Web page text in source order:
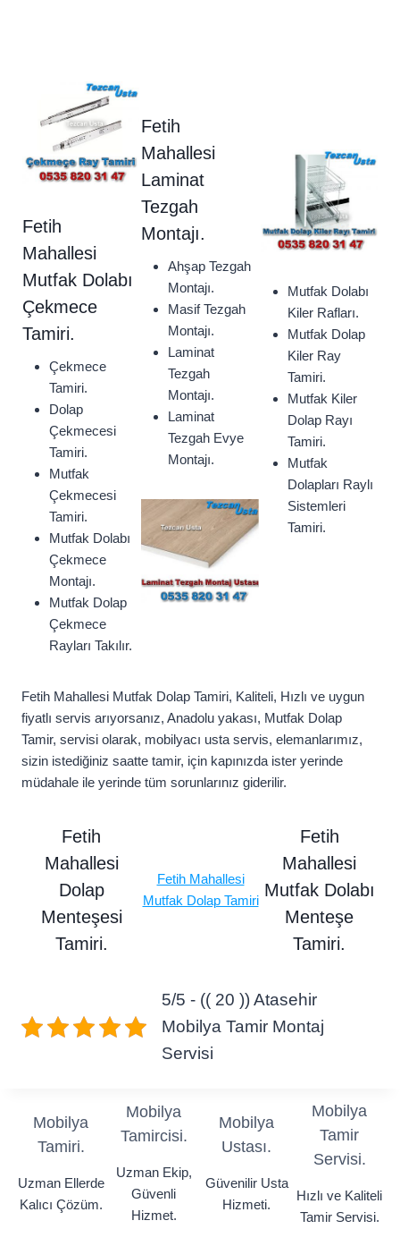
Fetih
Mahallesi
Mutfak Dolabı
Çekmece
Tamiri.
Çekmece
Tamiri.
Dolap
Çekmecesi
Tamiri.
Mutfak
Çekmecesi
Tamiri.
Mutfak Dolabı
Çekmece
Montajı.
Mutfak Dolap
Çekmece
Rayları Takılır.
Fetih
Mahallesi
Laminat
Tezgah
Montajı.
Ahşap Tezgah
Montajı.
Masif Tezgah
Montajı.
Laminat
Tezgah
Montajı.
Laminat
Tezgah Evye
Montajı.
Mutfak Dolabı
Kiler Rafları.
Mutfak Dolap
Kiler Ray
Tamiri.
Mutfak Kiler
Dolap Rayı
Tamiri.
Mutfak
Dolapları Raylı
Sistemleri
Tamiri.
Fetih Mahallesi Mutfak Dolap Tamiri, Kaliteli, Hızlı ve uygun
fiyatlı servis arıyorsanız, Anadolu yakası, Mutfak Dolap
Tamir, servisi olarak, mobilyacı usta servis, elemanlarımız,
sizin istediğiniz saatte tamir, için kapınızda ister yerinde
müdahale ile yerinde tüm sorunlarınız giderilir.
Fetih
Mahallesi
Dolap
Menteşesi
Tamiri.
Fetih Mahallesi
Mutfak Dolap Tamiri
Fetih
Mahallesi
Mutfak Dolabı
Menteşe
Tamiri.
5/5 - (( 20 )) Atasehir
Mobilya Tamir Montaj
Servisi
Mobilya
Tamiri.
Uzman Ellerde
Kalıcı Çözüm.
Mobilya
Tamircisi.
Uzman Ekip,
Güvenli
Hizmet.
Mobilya
Ustası.
Güvenilir Usta
Hizmeti.
Mobilya
Tamir
Servisi.
Hızlı ve Kaliteli
Tamir Servisi.